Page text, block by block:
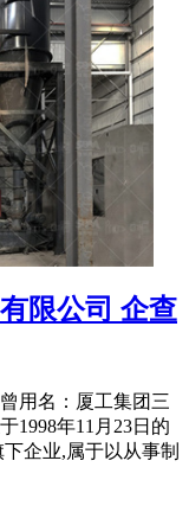
限公司 企查
用名：厦工集团三
1998年11月23日的
企业,属于以从事制